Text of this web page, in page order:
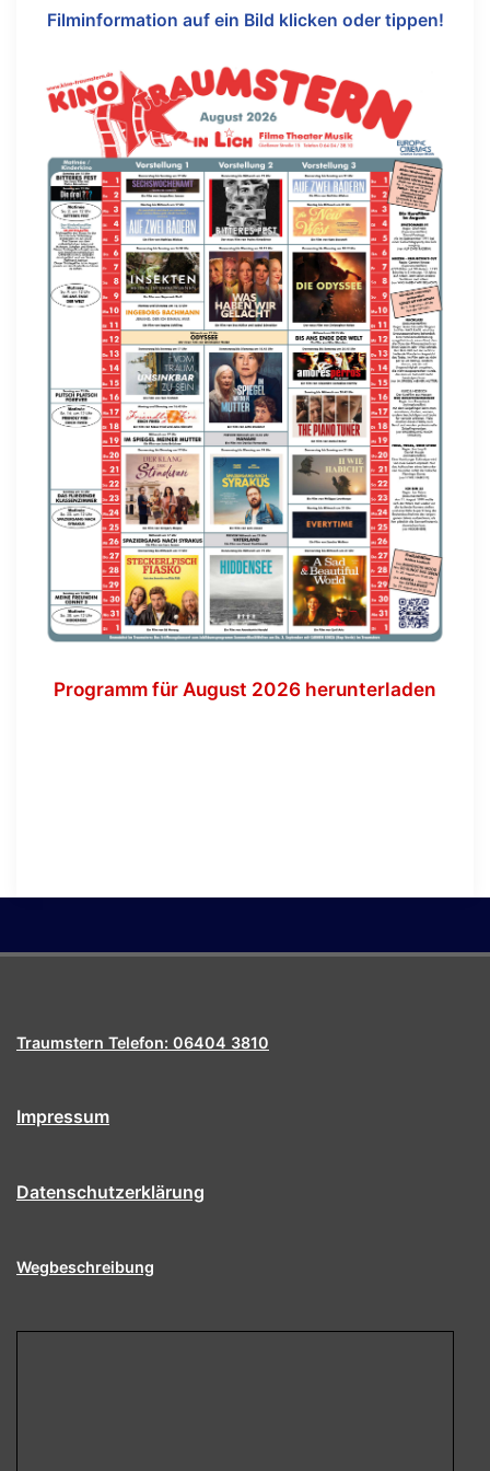
Filminformation auf ein Bild klicken oder tippen!
Programm für August 2026 herunterladen
Traumstern Telefon: 06404 3810
Impressum
Datenschutzerklärung
Wegbeschreibung